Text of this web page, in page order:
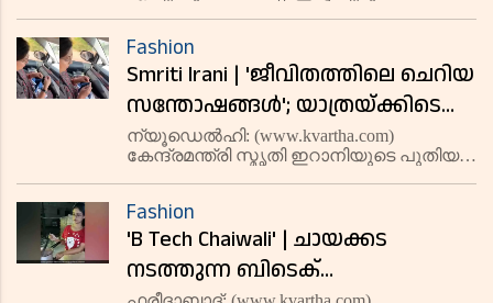
നടക്കാറുണ്ട്. പലപ്പോഴും അവ
വാര്‍ത്തകളില്‍ ഇടം നേടാറുമുണ്ട്. ഇപ്പോള്‍
Fashion
Smriti Irani | 'ജീവിതത്തിലെ ചെറിയ
സന്തോഷങ്ങള്‍'; യാത്രയ്ക്കിടെ
ട്രാഫിക് ബ്ലോക് ഉണ്ടായപ്പോള്‍
സമയം കളയാതെ സൂചിയും
നൂലുമെടുത്ത് തുന്നുന്ന
കേന്ദ്രമന്ത്രി സ്മൃതി ഇറാനിയുടെ
വീഡിയോ വൈറല്‍
ന്യൂഡെല്‍ഹി: (www.kvartha.com)
കേന്ദ്രമന്ത്രി സ്മൃതി ഇറാനിയുടെ പുതിയ
ബ്ലോകില്‍ അകപ്പെട്ടപ്പോള്‍ സമയം
കളയാതെ സൂചിയും നൂലുമെടുത്തു തു
Fashion
'B Tech Chaiwali' | ചായക്കട
നടത്തുന്ന ബിടെക്